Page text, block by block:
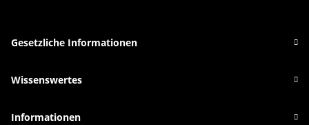
Gesetzliche Informationen
Wissenswertes
Informationen